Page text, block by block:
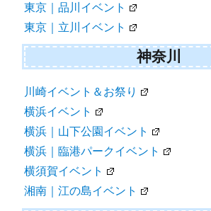
東京｜品川イベント
東京｜立川イベント
神奈川
川崎イベント＆お祭り
横浜イベント
横浜｜山下公園イベント
横浜｜臨港パークイベント
横須賀イベント
湘南｜江の島イベント